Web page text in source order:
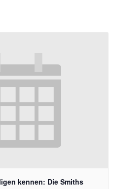
kennen: Die Smiths